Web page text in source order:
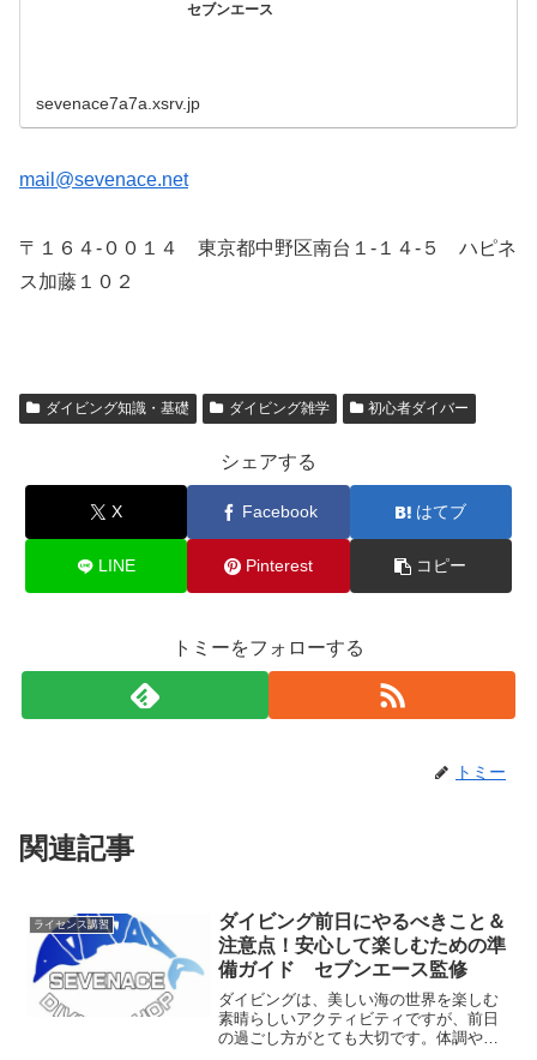
セブンエース
sevenace7a7a.xsrv.jp
mail@sevenace.net
〒１６４-００１４ 東京都中野区南台１-１４-５ ハピネ
ス加藤１０２
ダイビング知識・基礎 ダイビング雑学 初心者ダイバー
シェアする
X Facebook はてブ
LINE Pinterest コピー
トミーをフォローする
トミー
関連記事
ライセンス講習
ダイビング前日にやるべきこと＆
注意点！安心して楽しむための準
備ガイド セブンエース監修
ダイビングは、美しい海の世界を楽しむ
素晴らしいアクティビティですが、前日
の過ごし方がとても大切です。体調や準